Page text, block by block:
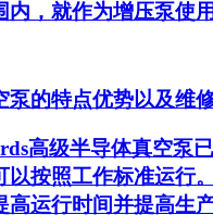
内，就作为增压泵使
泵的特点优势以及维
级半导体真空泵已
以按照工作标准运行
高运行时间并提高生